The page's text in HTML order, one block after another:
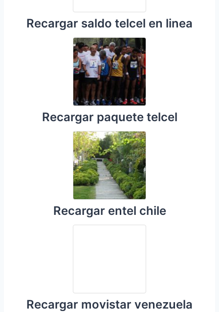
Recargar saldo telcel en linea
Recargar paquete telcel
Recargar entel chile
Recargar movistar venezuela